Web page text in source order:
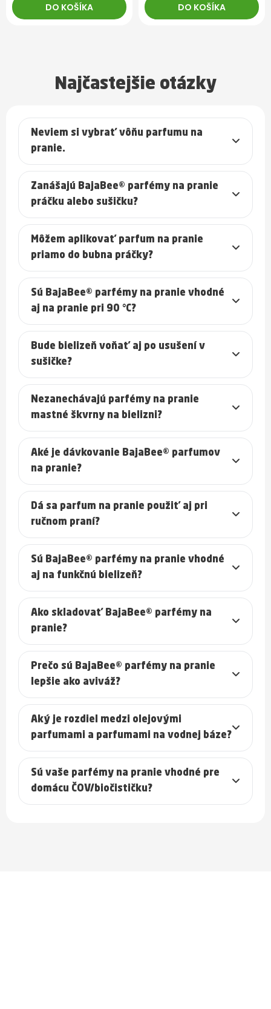
DO KOŠÍKA DO KOŠÍKA
Najčastejšie otázky
Neviem si vybrať vôňu parfumu na
pranie.
Zanášajú BajaBee® parfémy na pranie
práčku alebo sušičku?
Môžem aplikovať parfum na pranie
priamo do bubna práčky?
Sú BajaBee® parfémy na pranie vhodné
aj na pranie pri 90 °C?
Bude bielizeň voňať aj po usušení v
sušičke?
Nezanechávajú parfémy na pranie
mastné škvrny na bielizni?
Aké je dávkovanie BajaBee® parfumov
na pranie?
Dá sa parfum na pranie použiť aj pri
ručnom praní?
Sú BajaBee® parfémy na pranie vhodné
aj na funkčnú bielizeň?
Ako skladovať BajaBee® parfémy na
pranie?
Prečo sú BajaBee® parfémy na pranie
lepšie ako aviváž?
Aký je rozdiel medzi olejovými
parfumami a parfumami na vodnej báze?
Sú vaše parfémy na pranie vhodné pre
domácu ČOV/biočističku?